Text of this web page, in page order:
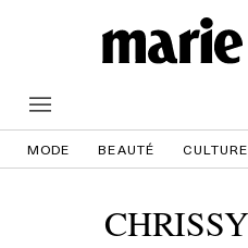
MODE BEAUTÉ CULTURE